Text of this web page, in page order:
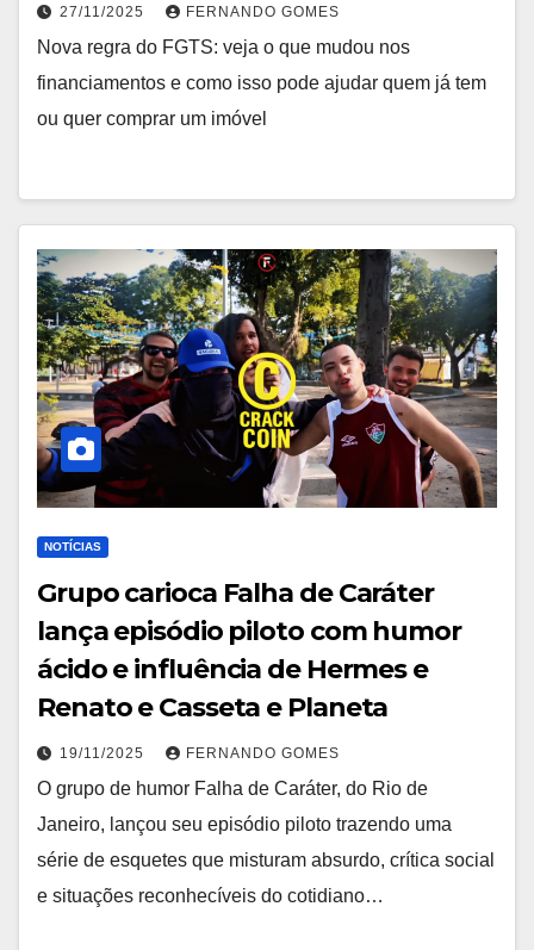
27/11/2025 FERNANDO GOMES
Nova regra do FGTS: veja o que mudou nos
financiamentos e como isso pode ajudar quem já tem
ou quer comprar um imóvel
NOTÍCIAS
Grupo carioca Falha de Caráter
lança episódio piloto com humor
ácido e influência de Hermes e
Renato e Casseta e Planeta
19/11/2025 FERNANDO GOMES
O grupo de humor Falha de Caráter, do Rio de
Janeiro, lançou seu episódio piloto trazendo uma
série de esquetes que misturam absurdo, crítica social
e situações reconhecíveis do cotidiano…